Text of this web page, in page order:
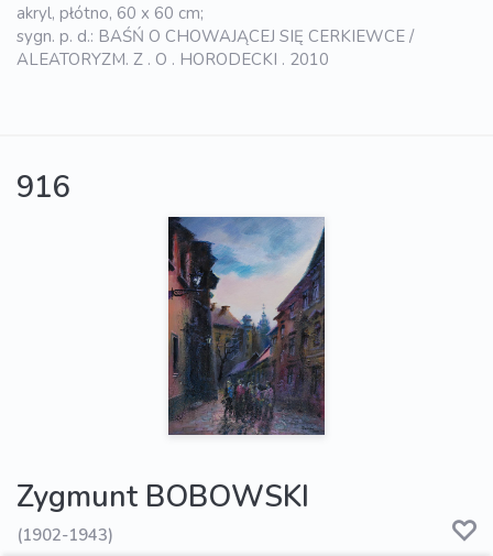
akryl, płótno, 60 x 60 cm;
sygn. p. d.: BAŚŃ O CHOWAJĄCEJ SIĘ CERKIEWCE /
ALEATORYZM. Z . O . HORODECKI . 2010
916
Zygmunt BOBOWSKI
(1902-1943)